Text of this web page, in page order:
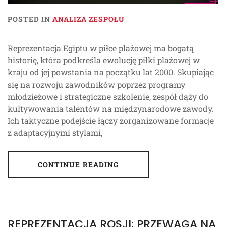
POSTED IN ANALIZA ZESPOŁU
Reprezentacja Egiptu w piłce plażowej ma bogatą
historię, która podkreśla ewolucję piłki plażowej w
kraju od jej powstania na początku lat 2000. Skupiając
się na rozwoju zawodników poprzez programy
młodzieżowe i strategiczne szkolenie, zespół dąży do
kultywowania talentów na międzynarodowe zawody.
Ich taktyczne podejście łączy zorganizowane formacje
z adaptacyjnymi stylami,
CONTINUE READING